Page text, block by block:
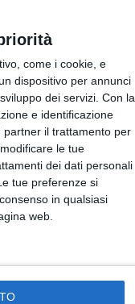
come i cookie, e
dispositivo per annunci
dei servizi. Con la
e identificazione
partner il trattamento per
le tue
dei dati personali
tue preferenze si
in qualsiasi
web.